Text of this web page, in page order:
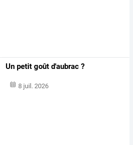
Un petit goût d'aubrac ?
8 juil. 2026